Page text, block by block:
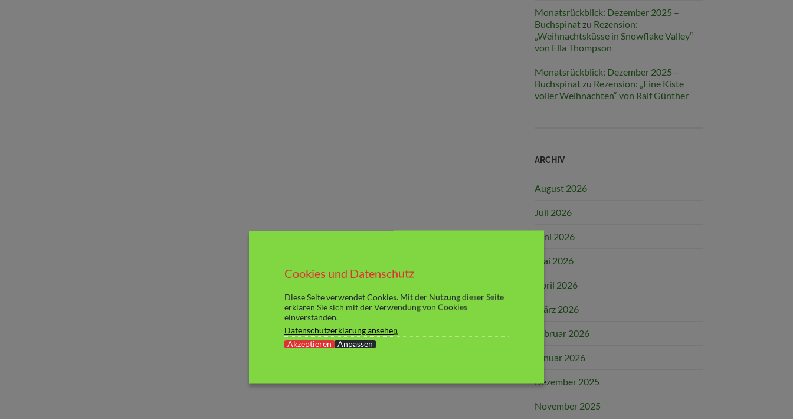
Monatsrückblick: Dezember 2025 –
Buchspinat zu Rezension:
„Weihnachtsküsse in Snowflake Valley“
von Ella Thompson
Monatsrückblick: Dezember 2025 –
Buchspinat zu Rezension: „Eine Kiste
voller Weihnachten“ von Ralf Günther
ARCHIV
August 2026
Juli 2026
Juni 2026
Mai 2026
April 2026
März 2026
Februar 2026
Januar 2026
Dezember 2025
November 2025
Cookies und Datenschutz
Diese Seite verwendet Cookies. Mit der Nutzung dieser Seite
erklären Sie sich mit der Verwendung von Cookies
einverstanden.
Datenschutzerklärung ansehen
Akzeptieren
Anpassen